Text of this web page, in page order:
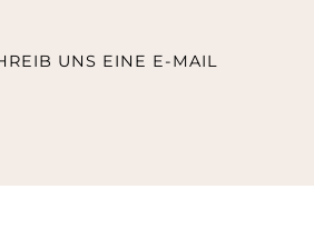
UNS EINE E-MAIL